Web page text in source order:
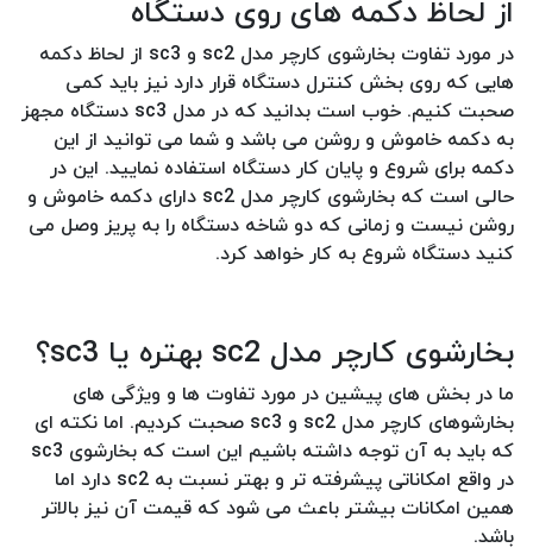
از لحاظ دکمه های روی دستگاه
در مورد تفاوت بخارشوی کارچر مدل sc2 و sc3 از لحاظ دکمه
هایی که روی بخش کنترل دستگاه قرار دارد نیز باید کمی
صحبت کنیم. خوب است بدانید که در مدل sc3 دستگاه مجهز
به دکمه خاموش و روشن می باشد و شما می توانید از این
دکمه برای شروع و پایان کار دستگاه استفاده نمایید. این در
حالی است که بخارشوی کارچر مدل sc2 دارای دکمه خاموش و
روشن نیست و زمانی که دو شاخه دستگاه را به پریز وصل می
کنید دستگاه شروع به کار خواهد کرد.
بخارشوی کارچر مدل sc2 بهتره یا sc3؟
ما در بخش های پیشین در مورد تفاوت ها و ویژگی های
بخارشوهای کارچر مدل sc2 و sc3 صحبت کردیم. اما نکته ای
که باید به آن توجه داشته باشیم این است که بخارشوی sc3
در واقع امکاناتی پیشرفته تر و بهتر نسبت به sc2 دارد اما
همین امکانات بیشتر باعث می شود که قیمت آن نیز بالاتر
باشد.